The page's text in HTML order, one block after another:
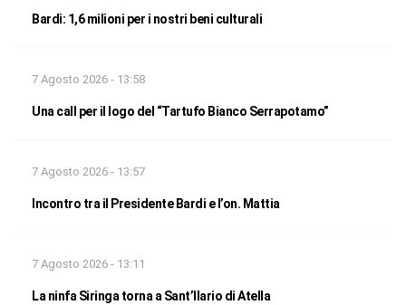
Bardi: 1,6 milioni per i nostri beni culturali
7 Agosto 2026 - 13:58
Una call per il logo del “Tartufo Bianco Serrapotamo”
7 Agosto 2026 - 13:57
Incontro tra il Presidente Bardi e l’on. Mattia
7 Agosto 2026 - 13:11
La ninfa Siringa torna a Sant’Ilario di Atella